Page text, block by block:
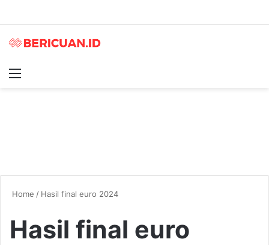
Home / Hasil final euro 2024
Hasil final euro